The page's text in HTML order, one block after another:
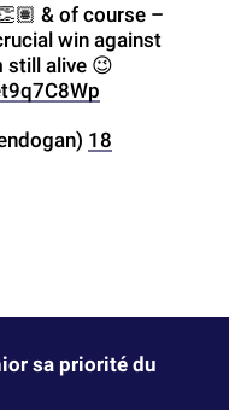
& of course –
win against
still alive 😉
18
sa priorité du